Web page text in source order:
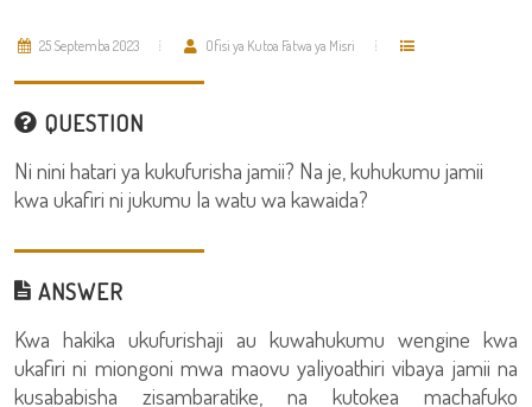
25 Septemba 2023 Ofisi ya Kutoa Fatwa ya Misri
QUESTION
Ni nini hatari ya kukufurisha jamii? Na je, kuhukumu jamii
kwa ukafiri ni jukumu la watu wa kawaida?
ANSWER
Kwa hakika ukufurishaji au kuwahukumu wengine kwa
ukafiri ni miongoni mwa maovu yaliyoathiri vibaya jamii na
kusababisha zisambaratike, na kutokea machafuko